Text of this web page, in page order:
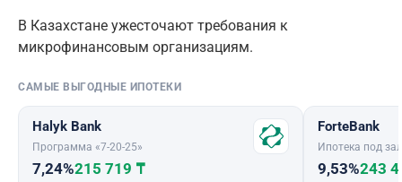
В Казахстане ужесточают требования к
микрофинансовым организациям.
САМЫЕ ВЫГОДНЫЕ ИПОТЕКИ
Halyk Bank
Программа «7-20-25»
7,24%215 719 ₸
ForteBank
Ипотека под
9,53%243